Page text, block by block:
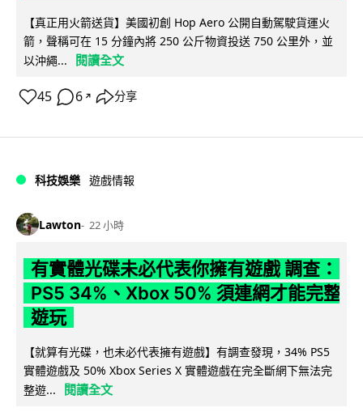
【真正用火箭送貨】美國初創 Hop Aero 公開自動駕駛貨運火
箭，聲稱可在 15 分鐘內將 250 公斤物資投送 750 公里外，並
以沖繩...
閱讀全文
45 6 ↗ 分享
科技娛樂 遊戲情報
Lawton 22 小時
有實體光碟未必代表你擁有遊戲 調查：
PS5 34%、Xbox 50% 須連網才能完整
遊玩
【就算有光碟，也未必代表擁有遊戲】有調查發現，34% PS5
實體遊戲及 50% Xbox Series X 實體遊戲在完全斷網下無法完
整遊...
閱讀全文